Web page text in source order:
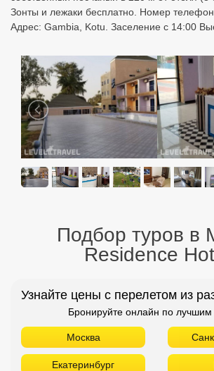
Зонты и лежаки бесплатно. Номер
Адрес: Gambia, Kotu. Заселение с 14:00
Подбор туров в
Residence
Узнайте цены с перелетом из
Бронируйте онлайн по
Москва
Екатеринбург